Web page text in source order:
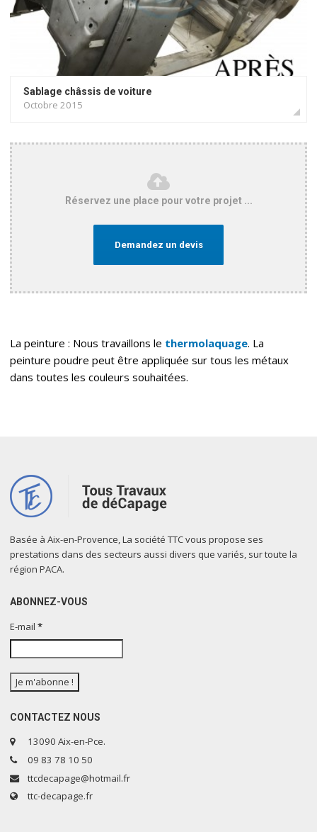
Sablage châssis de voiture
Octobre 2015
Réservez une place pour votre projet ...
Demandez un devis
La peinture : Nous travaillons le thermolaquage. La
peinture poudre peut être appliquée sur tous les métaux
dans toutes les couleurs souhaitées.
Basée à Aix-en-Provence, La société TTC vous propose ses
prestations dans des secteurs aussi divers que variés, sur toute la
région PACA.
ABONNEZ-VOUS
E-mail*
CONTACTEZ NOUS
13090 Aix-en-Pce.
09 83 78 10 50
ttcdecapage@hotmail.fr
ttc-decapage.fr